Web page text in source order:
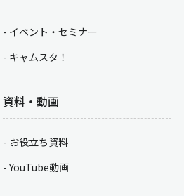
イベント・セミナー
キャムスタ！
資料・動画
お役立ち資料
YouTube動画